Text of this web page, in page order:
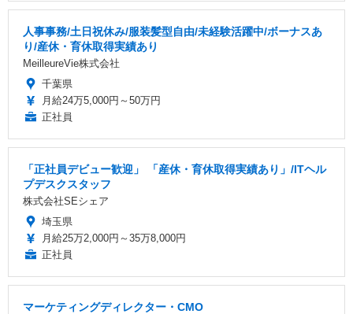
人事事務/土日祝休み/服装髪型自由/未経験活躍中/ボーナスあ
り/産休・育休取得実績あり
MeilleureVie株式会社
千葉県
月給24万5,000円～50万円
正社員
「正社員デビュー歓迎」 「産休・育休取得実績あり」/ITヘル
プデスクスタッフ
株式会社SEシェア
埼玉県
月給25万2,000円～35万8,000円
正社員
マーケティングディレクター・CMO